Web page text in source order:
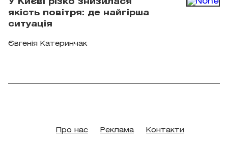
У Києві різко знизилася
якість повітря: де найгірша
ситуація
Євгенія Катеринчак
Про нас Реклама Контакти